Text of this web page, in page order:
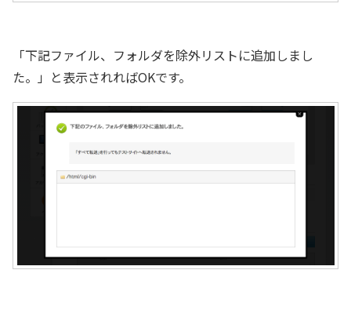
「下記ファイル、フォルダを除外リストに追加しまし
た。」と表示されればOKです。